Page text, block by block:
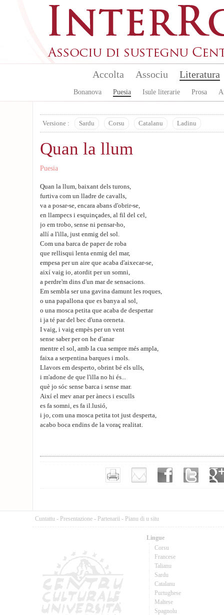
Accolta Associu Literatura
Bonanova Puesia Isule literarie Prosa
Versione : Sardu Corsu Catalanu Ladinu
Quan la llum
Puesia
Quan la llum, baixant dels turons,
furtiva com un lladre de cavalls,
va a posar-se, encara abans d'obrir-se,
en llampecs i esquinçades, al fil del cel,
jo em trobo, sense ni pensar-ho,
allí a l'illa, just enmig del sol.
Com una barca de paper de roba
que rellisqui lenta enmig del mar,
empesa per un aire que acaba d'aixecar-se,
així vaig io, atordit per un somni,
a perdre'm dins d'un mar de sensacions.
Em sembla ser una gavina damunt les roques,
o una papallona que es banya al sol,
o una mosca petita que acaba de despertar
i ja té par del bec d'una oreneta.
I vaig, i vaig empès per un vent
sense saber per on he d'anar
mentre el sol, amb la cua sempre més ampla,
faixa a serpentina barques i mols.
Llavors em desperto, obrint bé els ulls,
i m'adone de que l'illa no hi és...
què jo sóc sense barca i sense mar.
Així el mev anar per ànecs i esculls
es fa somni, es fa il.lusió,
i jo, com una mosca petita tot just desperta,
acabo boca endins de la voraç realitat.
Cuntattu - Presentazione - Partenarii - Pianu di u situ
Lingue
Corsu
Francese
Talianu
Sardu
Catalanu
Purtughese
Maltese
Spagnolu